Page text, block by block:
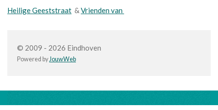
Heilige Geeststraat &Vrienden van
© 2009 - 2026 Eindhoven
Powered byJouwWeb